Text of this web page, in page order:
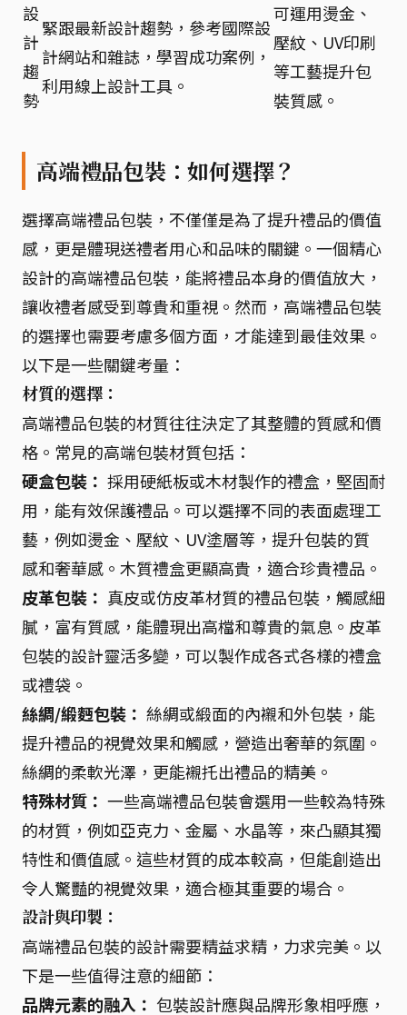
設
計
趨
勢
緊跟最新設計趨勢，參考國際設
計網站和雜誌，學習成功案例，
利用線上設計工具。
可運用燙金、
壓紋、UV印刷
等工藝提升包
裝質感。
高端禮品包裝：如何選擇？
選擇高端禮品包裝，不僅僅是為了提升禮品的價值
感，更是體現送禮者用心和品味的關鍵。一個精心
設計的高端禮品包裝，能將禮品本身的價值放大，
讓收禮者感受到尊貴和重視。然而，高端禮品包裝
的選擇也需要考慮多個方面，才能達到最佳效果。
以下是一些關鍵考量：
材質的選擇：
高端禮品包裝的材質往往決定了其整體的質感和價
格。常見的高端包裝材質包括：
硬盒包裝： 採用硬紙板或木材製作的禮盒，堅固耐
用，能有效保護禮品。可以選擇不同的表面處理工
藝，例如燙金、壓紋、UV塗層等，提升包裝的質
感和奢華感。木質禮盒更顯高貴，適合珍貴禮品。
皮革包裝： 真皮或仿皮革材質的禮品包裝，觸感細
膩，富有質感，能體現出高檔和尊貴的氣息。皮革
包裝的設計靈活多變，可以製作成各式各樣的禮盒
或禮袋。
絲綢/緞麪包裝： 絲綢或緞面的內襯和外包裝，能
提升禮品的視覺效果和觸感，營造出奢華的氛圍。
絲綢的柔軟光澤，更能襯托出禮品的精美。
特殊材質： 一些高端禮品包裝會選用一些較為特殊
的材質，例如亞克力、金屬、水晶等，來凸顯其獨
特性和價值感。這些材質的成本較高，但能創造出
令人驚豔的視覺效果，適合極其重要的場合。
設計與印製：
高端禮品包裝的設計需要精益求精，力求完美。以
下是一些值得注意的細節：
品牌元素的融入： 包裝設計應與品牌形象相呼應，